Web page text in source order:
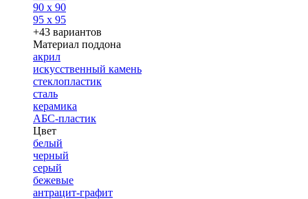
90 x 90
95 x 95
+43 вариантов
Материал поддона
акрил
искусственный камень
стеклопластик
сталь
керамика
АБС-пластик
Цвет
белый
черный
серый
бежевые
антрацит-графит